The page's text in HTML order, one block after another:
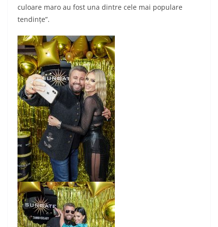
culoare maro au fost una dintre cele mai populare
tendințe”.